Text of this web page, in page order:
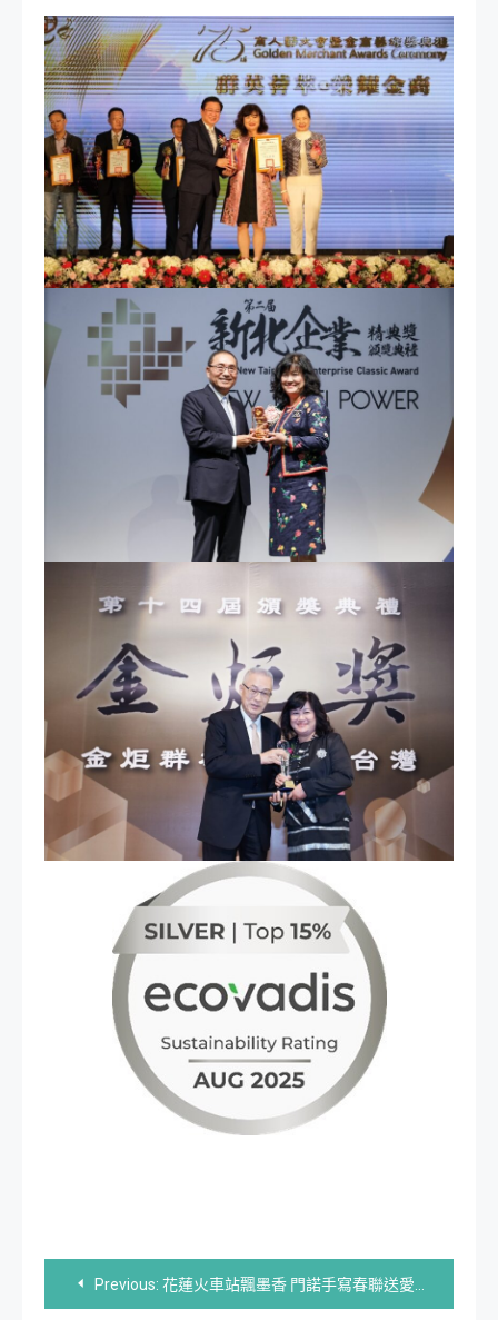
文
Previous: 花蓮火車站飄墨香 門諾手寫春聯送愛偏鄉